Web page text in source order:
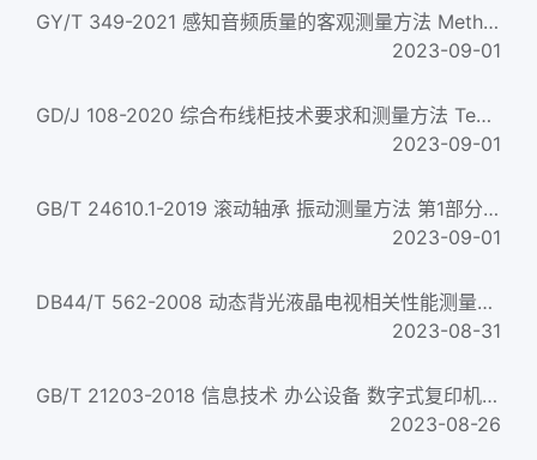
GY/T 349-2021 感知音频质量的客观测量方法 Method for objective measurements of perceived audio quality ...
2023-09-01
GD/J 108-2020 综合布线柜技术要求和测量方法 Technical requirements and measurement methods for generic cablin...
2023-09-01
GB/T 24610.1-2019 滚动轴承 振动测量方法 第1部分：基础 Rolling bearings&mdash;Measuring methods for vibration&m...
2023-09-01
DB44/T 562-2008 动态背光液晶电视相关性能测量方法 Measuring Methods of LCD TV Related to Dynamic Backlight...
2023-08-31
GB/T 21203-2018 信息技术 办公设备 数字式复印机复印生产力的测量方法 Information technology&mdash;Office equip...
2023-08-26